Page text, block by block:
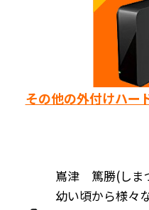
その他の外付けハー
嶌津 篤勝(し
幼い頃から様々